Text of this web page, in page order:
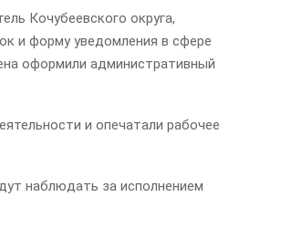
Кочубеевского округа,
и форму уведомления в сфере
оформили административный
и опечатали рабочее
наблюдать за исполнением